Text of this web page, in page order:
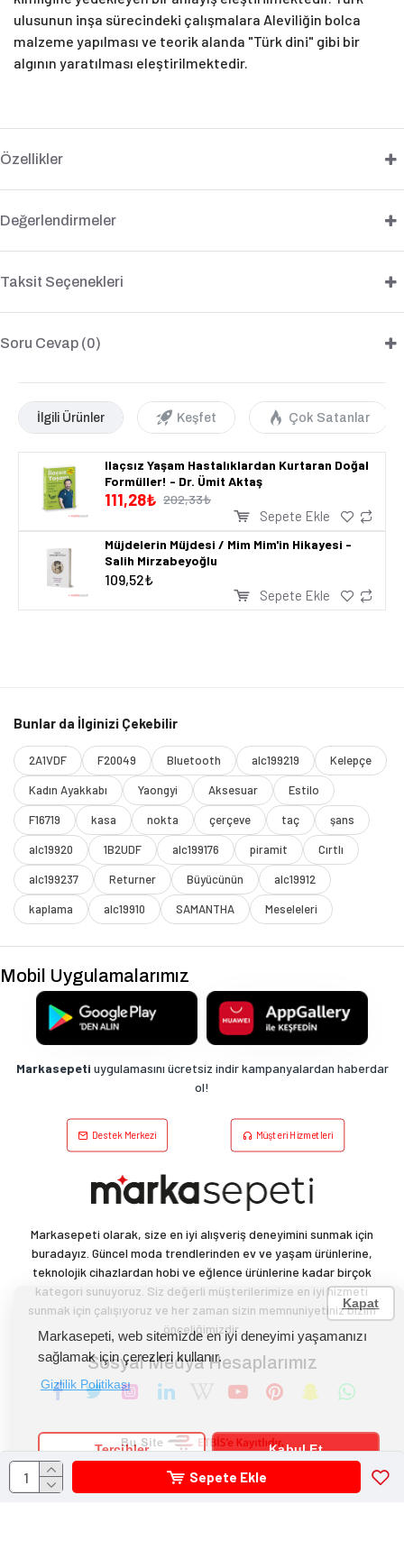
Markasepeti, web sitemizde en iyi deneyimi yaşamanızı
sağlamak için çerezleri kullanır.
Gizlilik Politikası
Kapat
Tercihler Kabul Et
Sepete Ekle
ulusunun inşa sürecindeki çalışmalara Aleviliğin bolca
malzeme yapılması ve teorik alanda "Türk dini" gibi bir
algının yaratılması eleştirilmektedir.
Özellikler
Değerlendirmeler
Taksit Seçenekleri
Soru Cevap (0)
İlgili Ürünler Keşfet Çok Satanlar
Ilaçsız Yaşam Hastalıklardan Kurtaran Doğal
Formüller! - Dr. Ümit Aktaş
111,28₺ 202,33₺
Sepete Ekle
Müjdelerin Müjdesi / Mim Mim'in Hikayesi -
Salih Mirzabeyoğlu
109,52₺
Sepete Ekle
Bunlar da İlginizi Çekebilir
2A1VDF F20049 Bluetooth alc199219 Kelepçe
Kadın Ayakkabı Yaongyi Aksesuar Estilo
F16719 kasa nokta çerçeve taç şans
alc19920 1B2UDF alc199176 piramit Cırtlı
alc199237 Returner Büyücünün alc19912
kaplama alc19910 SAMANTHA Meseleleri
Mobil Uygulamalarımız
Markasepeti uygulamasını ücretsiz indir kampanyalardan haberdar
ol!
Destek Merkezi Müşteri Hizmetleri
Markasepeti olarak, size en iyi alışveriş deneyimini sunmak için
buradayız. Güncel moda trendlerinden ev ve yaşam ürünlerine,
teknolojik cihazlardan hobi ve eğlence ürünlerine kadar birçok
kategori sunuyoruz. Siz değerli müşterilerimize en iyi hizmeti
sunmak için çalışıyoruz ve her zaman sizin memnuniyetiniz bizim
önceliğimizdir.
Sosyal Medya Hesaplarımız
Markasepeti
Tüm hakları saklıdır.
Düzenleyen: ALC Work